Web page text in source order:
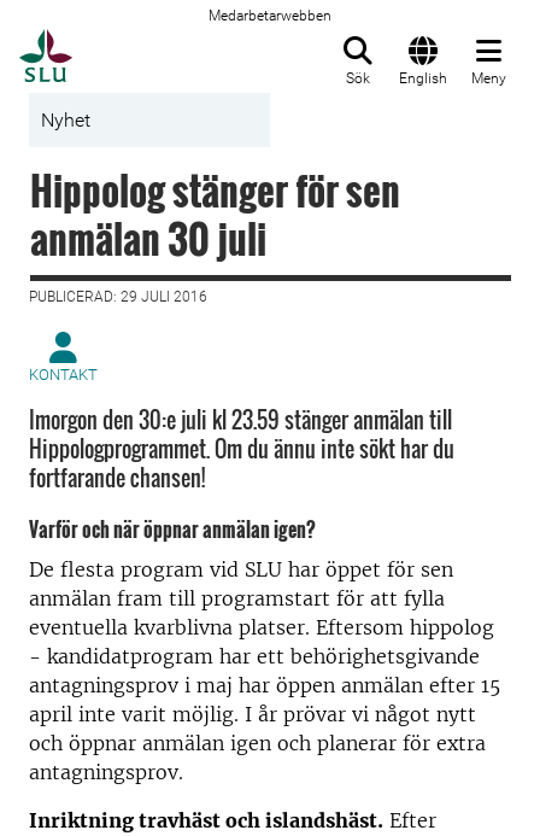
Medarbetarwebben
Sök English Meny
Nyhet
Hippolog stänger för sen
anmälan 30 juli
PUBLICERAD: 29 JULI 2016
KONTAKT
Imorgon den 30:e juli kl 23.59 stänger anmälan till
Hippologprogrammet. Om du ännu inte sökt har du
fortfarande chansen!
Varför och när öppnar anmälan igen?
De flesta program vid SLU har öppet för sen
anmälan fram till programstart för att fylla
eventuella kvarblivna platser. Eftersom hippolog
- kandidatprogram har ett behörighetsgivande
antagningsprov i maj har öppen anmälan efter 15
april inte varit möjlig. I år prövar vi något nytt
och öppnar anmälan igen och planerar för extra
antagningsprov.
Inriktning travhäst och islandshäst. Efter